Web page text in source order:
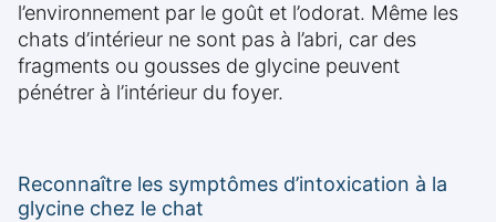
l’environnement par le goût et l’odorat. Même les
chats d’intérieur ne sont pas à l’abri, car des
fragments ou gousses de glycine peuvent
pénétrer à l’intérieur du foyer.
Reconnaître les symptômes d’intoxication à la
glycine chez le chat